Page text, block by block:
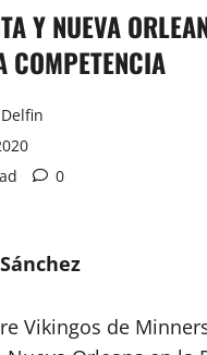
Y NUEVA
COMPETENCIA
0
Vikingos de